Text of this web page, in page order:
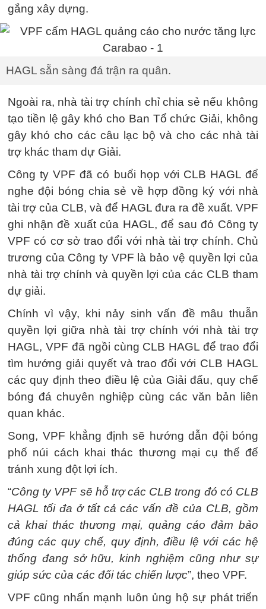
gắng xây dựng.
HAGL sẵn sàng đá trận ra quân.
Ngoài ra, nhà tài trợ chính chỉ chia sẻ nếu không
tạo tiền lệ gây khó cho Ban Tổ chức Giải, không
gây khó cho các câu lạc bộ và cho các nhà tài
trợ khác tham dự Giải.
Công ty VPF đã có buổi họp với CLB HAGL để
nghe đội bóng chia sẻ về hợp đồng ký với nhà
tài trợ của CLB, và để HAGL đưa ra đề xuất. VPF
ghi nhận đề xuất của HAGL, để sau đó Công ty
VPF có cơ sở trao đổi với nhà tài trợ chính. Chủ
trương của Công ty VPF là bảo vệ quyền lợi của
nhà tài trợ chính và quyền lợi của các CLB tham
dự giải.
Chính vì vậy, khi nảy sinh vấn đề mâu thuẫn
quyền lợi giữa nhà tài trợ chính với nhà tài trợ
HAGL, VPF đã ngồi cùng CLB HAGL để trao đổi
tìm hướng giải quyết và trao đổi với CLB HAGL
các quy định theo điều lệ của Giải đấu, quy chế
bóng đá chuyên nghiệp cùng các văn bản liên
quan khác.
Song, VPF khẳng định sẽ hướng dẫn đội bóng
phố núi cách khai thác thương mại cụ thể để
tránh xung đột lợi ích.
“Công ty VPF sẽ hỗ trợ các CLB trong đó có CLB
HAGL tối đa ở tất cả các vấn đề của CLB, gồm
cả khai thác thương mại, quảng cáo đảm bảo
đúng các quy chế, quy định, điều lệ với các hệ
thống đang sở hữu, kinh nghiệm cũng như sự
giúp sức của các đối tác chiến lược”, theo VPF.
VPF cũng nhấn mạnh luôn ủng hộ sự phát triển